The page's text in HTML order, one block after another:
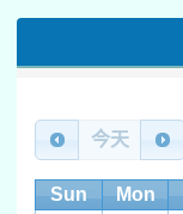
今天
Sun Mon